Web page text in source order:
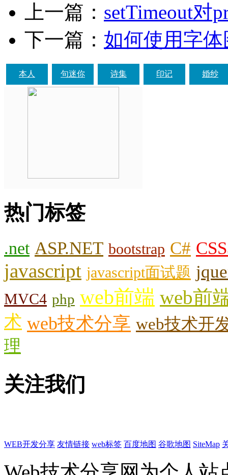
上一篇： setTimeout对
下一篇： 如何使用字
本人 句迷你 诗集 印记 婚纱
热门标签
.net ASP.NET bootstrap C#
javascript javascript面试题
MVC4 php web前端 web前
术 web技术分享 web技术开
理
关注我们
WEB开发分享 友情链接 web标签 百度地图 谷歌地图 SiteMap